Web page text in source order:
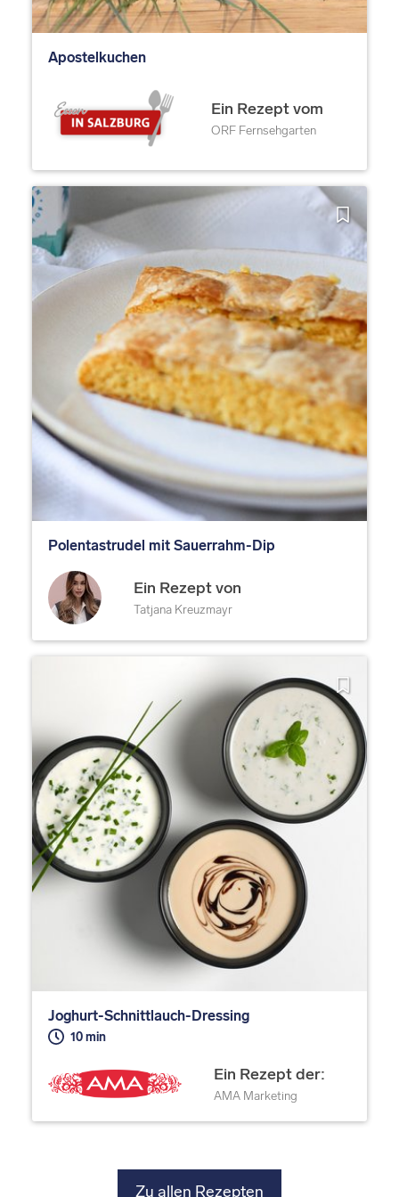
Apostelkuchen
Ein Rezept vom
ORF Fernsehgarten
Polentastrudel mit Sauerrahm-Dip
Ein Rezept von
Tatjana Kreuzmayr
Joghurt-Schnittlauch-Dressing
10 min
Ein Rezept der:
AMA Marketing
Zu allen Rezepten